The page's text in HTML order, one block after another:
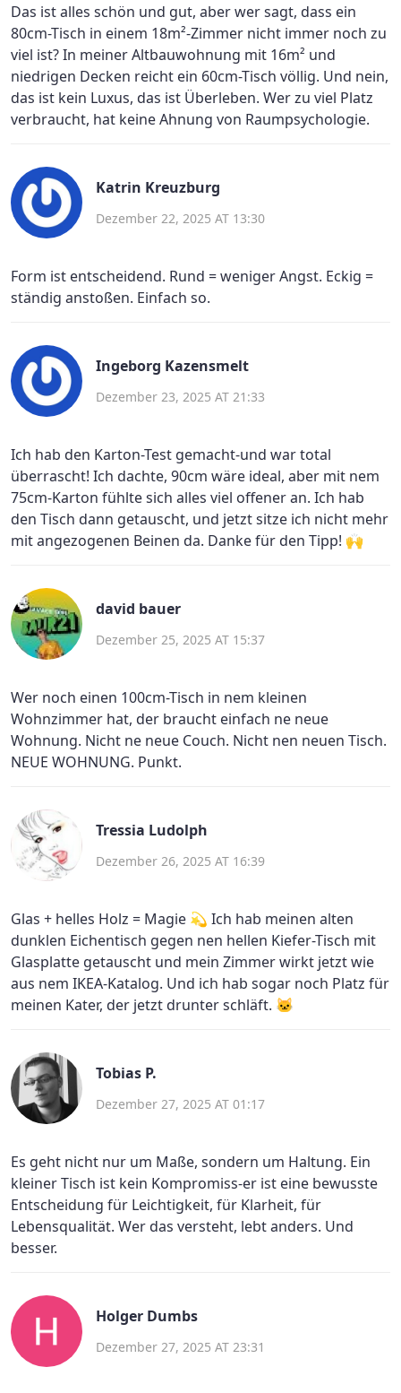
Das ist alles schön und gut, aber wer sagt, dass ein
80cm-Tisch in einem 18m²-Zimmer nicht immer noch zu
viel ist? In meiner Altbauwohnung mit 16m² und
niedrigen Decken reicht ein 60cm-Tisch völlig. Und nein,
das ist kein Luxus, das ist Überleben. Wer zu viel Platz
verbraucht, hat keine Ahnung von Raumpsychologie.
Katrin Kreuzburg
Dezember 22, 2025 AT 13:30
Form ist entscheidend. Rund = weniger Angst. Eckig =
ständig anstoßen. Einfach so.
Ingeborg Kazensmelt
Dezember 23, 2025 AT 21:33
Ich hab den Karton-Test gemacht-und war total
überrascht! Ich dachte, 90cm wäre ideal, aber mit nem
75cm-Karton fühlte sich alles viel offener an. Ich hab
den Tisch dann getauscht, und jetzt sitze ich nicht mehr
mit angezogenen Beinen da. Danke für den Tipp! 🙌
david bauer
Dezember 25, 2025 AT 15:37
Wer noch einen 100cm-Tisch in nem kleinen
Wohnzimmer hat, der braucht einfach ne neue
Wohnung. Nicht ne neue Couch. Nicht nen neuen Tisch.
NEUE WOHNUNG. Punkt.
Tressia Ludolph
Dezember 26, 2025 AT 16:39
Glas + helles Holz = Magie 💫 Ich hab meinen alten
dunklen Eichentisch gegen nen hellen Kiefer-Tisch mit
Glasplatte getauscht und mein Zimmer wirkt jetzt wie
aus nem IKEA-Katalog. Und ich hab sogar noch Platz für
meinen Kater, der jetzt drunter schläft. 🐱
Tobias P.
Dezember 27, 2025 AT 01:17
Es geht nicht nur um Maße, sondern um Haltung. Ein
kleiner Tisch ist kein Kompromiss-er ist eine bewusste
Entscheidung für Leichtigkeit, für Klarheit, für
Lebensqualität. Wer das versteht, lebt anders. Und
besser.
Holger Dumbs
Dezember 27, 2025 AT 23:31